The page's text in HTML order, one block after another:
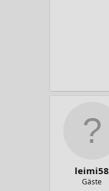
leimi58
Gäste